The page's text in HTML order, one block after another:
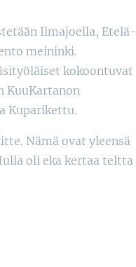
Ilmajoella, Etelä-
meininki.
kokoontuvat
KuuKartanon
Kuparikettu.
Nämä ovat yleensä
oli eka kertaa teltta